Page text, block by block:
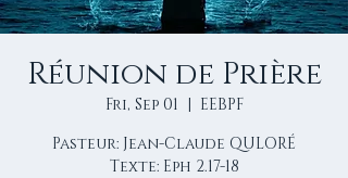
Réunion de Prière
Fri, Sep 01
  |
EEBPF
Pasteur: Jean-Claude QULORÉ
Texte: Eph 2.17-18